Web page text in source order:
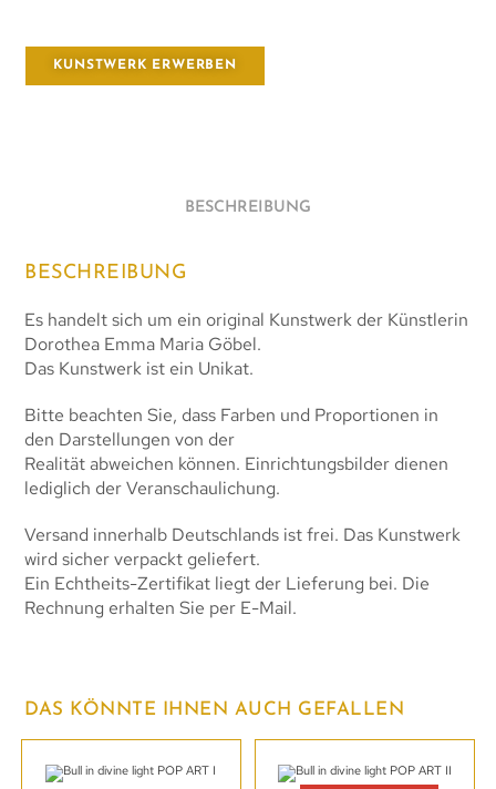
KUNSTWERK ERWERBEN
BESCHREIBUNG
BESCHREIBUNG
Es handelt sich um ein original Kunstwerk der Künstlerin
Dorothea Emma Maria Göbel.
Das Kunstwerk ist ein Unikat.
Bitte beachten Sie, dass Farben und Proportionen in
den Darstellungen von der
Realität abweichen können. Einrichtungsbilder dienen
lediglich der Veranschaulichung.
Versand innerhalb Deutschlands ist frei. Das Kunstwerk
wird sicher verpackt geliefert.
Ein Echtheits-Zertifikat liegt der Lieferung bei. Die
Rechnung erhalten Sie per E-Mail.
DAS KÖNNTE IHNEN AUCH GEFALLEN